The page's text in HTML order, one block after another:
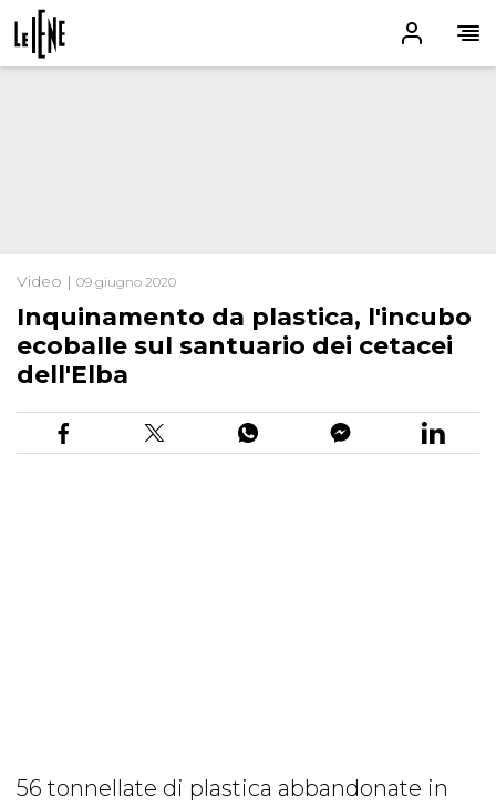
Video | 09 giugno 2020
Inquinamento da plastica, l'incubo
ecoballe sul santuario dei cetacei
dell'Elba
56 tonnellate di plastica abbandonate in